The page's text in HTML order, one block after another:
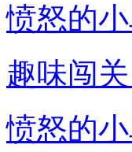
愤怒的
趣味闯关
愤怒的